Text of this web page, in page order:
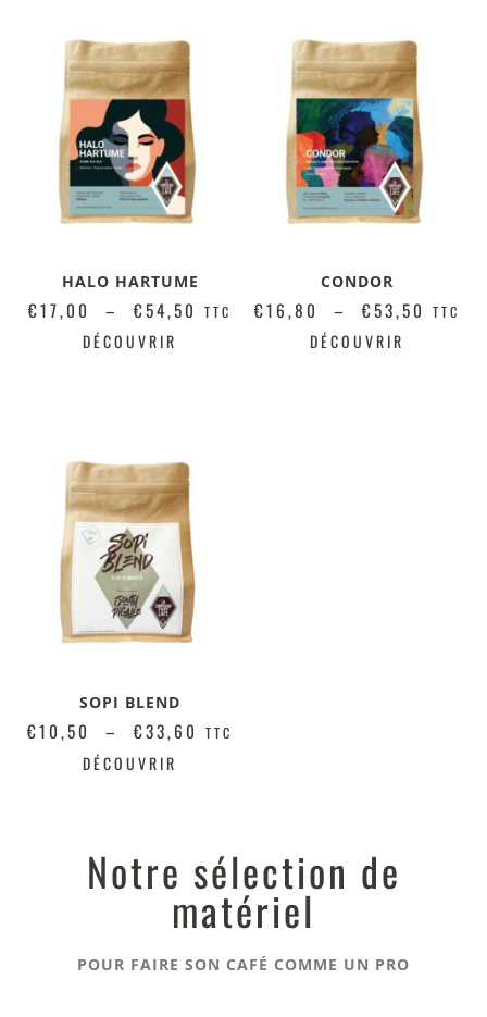
HALO HARTUME
€17,00 – €54,50 TTC
DÉCOUVRIR
CONDOR
€16,80 – €53,50 TTC
DÉCOUVRIR
SOPI BLEND
€10,50 – €33,60 TTC
DÉCOUVRIR
Notre sélection de
matériel
POUR FAIRE SON CAFÉ COMME UN PRO